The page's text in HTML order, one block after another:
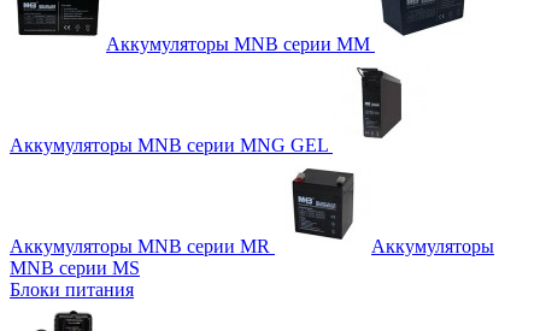
Аккумуляторы MNB серии MM
Аккумуляторы MNB серии MNG GEL
Аккумуляторы MNB серии MR
Аккумуляторы
MNB серии MS
Блоки питания